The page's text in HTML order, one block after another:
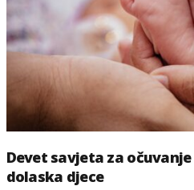
Devet savjeta za
dolaska djece